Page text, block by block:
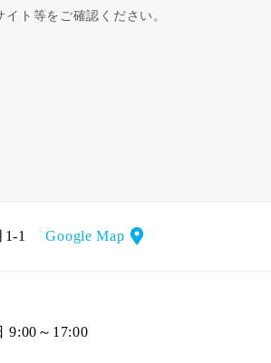
ト等をご確認ください。
月1-1Google Map
9:00～17:00